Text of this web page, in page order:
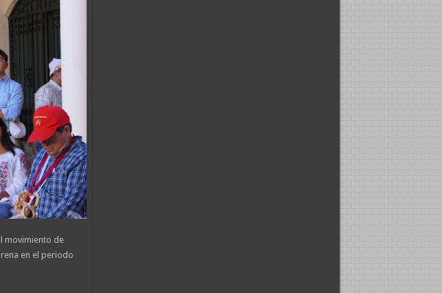
movimiento de
en el periodo